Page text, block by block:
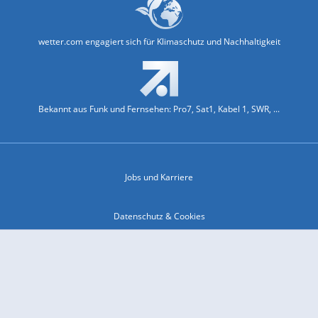
wetter.com engagiert sich für Klimaschutz und Nachhaltigkeit
Bekannt aus Funk und Fernsehen: Pro7, Sat1, Kabel 1, SWR, ...
Jobs und Karriere
Datenschutz & Cookies